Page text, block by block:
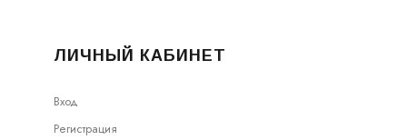
ЛИЧНЫЙ КАБИНЕТ
Вход
Регистрация